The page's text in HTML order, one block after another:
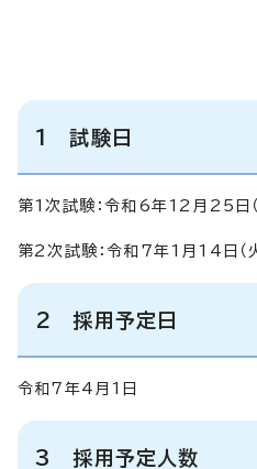
1 試験日
第1次試験：令和6年12月25日（
第2次試験：令和7年1月14日（
2 採用予定日
令和7年4月1日
3 採用予定人数